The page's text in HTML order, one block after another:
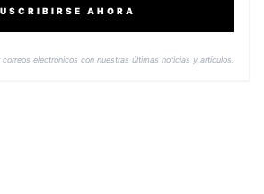
AHORA
electrónicos con nuestras últimas noticias y artículos.